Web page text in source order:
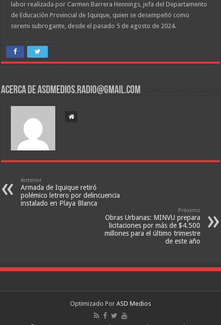
labor realizada por Carmen Barrera Hennings, jefa del Departamento
de Educación Provincial de Iquique, quien se desempeñó como
seremi subrogante, desde el pasado 5 de agosto de 2024.
Acerca de asdmedios.radio@gmail.com
Anterior
Armada de Iquique retiró
polémico letrero por delincuencia
instalado en Playa Blanca
Próximo
Obras Urbanas: MINVU prepara
licitaciones por más de $4.500
millones para el último trimestre
de este año
Optimizado Por ASD Medios